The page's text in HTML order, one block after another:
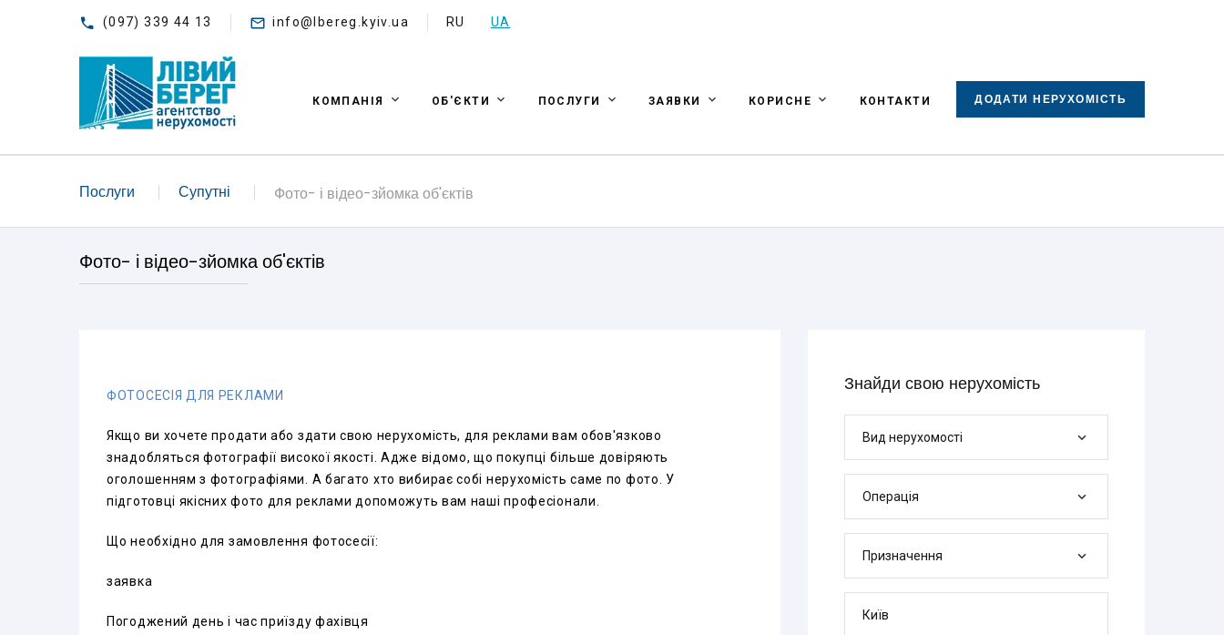
(097) 339 44 13 info@lbereg.kyiv.ua RU UA
КОМПАНІЯ ОБ'ЄКТИ ПОСЛУГИ ЗАЯВКИ КОРИСНЕ КОНТАКТИ ДОДАТИ НЕРУХОМІСТЬ
Послуги Супутні Фото- і відео-зйомка об'єктів
Фото- і відео-зйомка об'єктів
ФОТОСЕСІЯ ДЛЯ РЕКЛАМИ
Якщо ви хочете продати або здати свою нерухомість, для реклами вам обов'язково
знадобляться фотографії високої якості. Адже відомо, що покупці більше довіряють
оголошенням з фотографіями. А багато хто вибирає собі нерухомість саме по фото. У
підготовці якісних фото для реклами допоможуть вам наші професіонали.
Що необхідно для замовлення фотосесії:
заявка
Погоджений день і час приїзду фахівця
Знайди свою нерухомість
Вид нерухомості
Операція
Призначення